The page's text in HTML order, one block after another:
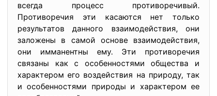
всегда процесс противоречивый.
Противоречия эти касаются нет только
результатов данного взаимодействия, они
заложены в самой основе взаимодействия,
они имманентны ему. Эти противоречия
связаны как с особенностями общества и
характером его воздействия на природу, так
и особенностями природы и характером ее